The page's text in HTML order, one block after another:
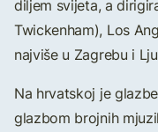
diljem svijeta, a
Twickenham), Los
najviše u Zagrebu i
Na hrvatskoj je
glazbom brojnih